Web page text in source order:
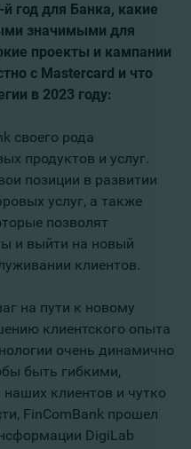
год для Банка, какие
значимыми для
проекты и кампании
с Mastercard и что
в 2023 году:
своего рода
продуктов и услуг.
позиции в развитии
услуг, а также
позволят
и выйти на новый
клиентов.
на пути к новому
клиентского опыта
очень динамично
быть гибкими,
клиентов и чутко
FinComBank прошел
DigiLab